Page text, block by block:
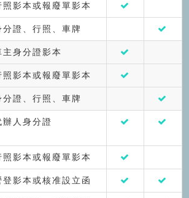
照影本或報廢單影本
分證、行照、車牌
主身分證影本
照影本或報廢單影本
分證、行照、車牌
辦人身分證
照影本或報廢單影本
登影本或核准設立函